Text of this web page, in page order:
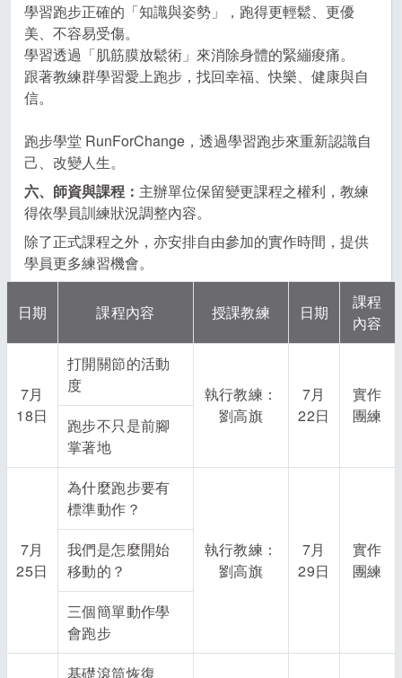
學習跑步正確的「知識與姿勢」，跑得更輕鬆、更優
美、不容易受傷。
學習透過「肌筋膜放鬆術」來消除身體的緊繃痠痛。
跟著教練群學習愛上跑步，找回幸福、快樂、健康與自
信。
跑步學堂 RunForChange，透過學習跑步來重新認識自
己、改變人生。
六、師資與課程： 主辦單位保留變更課程之權利，教練
得依學員訓練狀況調整內容。
除了正式課程之外，亦安排自由參加的實作時間，提供
學員更多練習機會。
日期 課程內容 授課教練 日期
課程
內容
7月
18日
打開關節的活動
度
執行教練：
劉高旗
7月
22日
實作
團練
跑步不只是前腳
掌著地
7月
25日
為什麼跑步要有
標準動作？
執行教練：
劉高旗
7月
29日
實作
團練
我們是怎麼開始
移動的？
三個簡單動作學
會跑步
基礎滾筒恢復